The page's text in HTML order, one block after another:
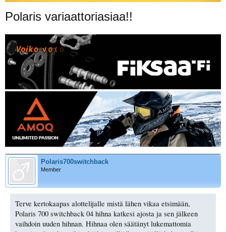
Polaris variaattoriasiaa!!
Polaris700switchback
Member
Terve kertokaapas alottelijalle mistä lähen vikaa etsimään,
Polaris 700 switchback 04 hihna katkesi ajosta ja sen jälkeen
vaihdoin uuden hihnan. Hihnaa olen säätänyt lukemattomia